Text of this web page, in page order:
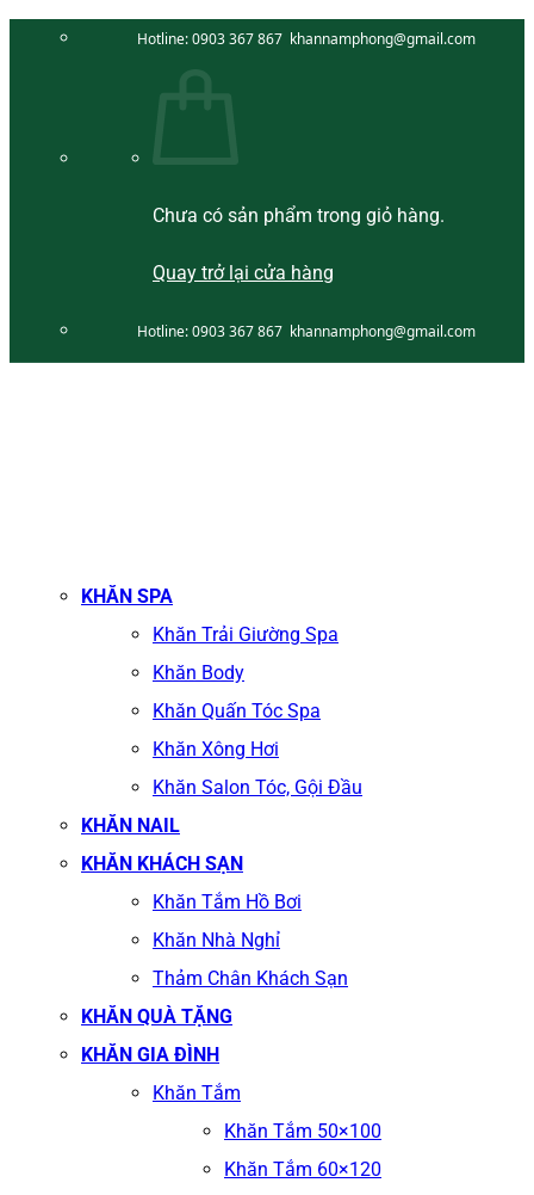
Hotline:0903 367 867 khannamphong@gmail.com
Chưa có sản phẩm trong giỏ hàng.
Quay trở lại cửa hàng
Hotline:0903 367 867 khannamphong@gmail.com
KHĂN SPA
Khăn Trải Giường Spa
Khăn Body
Khăn Quấn Tóc Spa
Khăn Xông Hơi
Khăn Salon Tóc, Gội Đầu
KHĂN NAIL
KHĂN KHÁCH SẠN
Khăn Tắm Hồ Bơi
Khăn Nhà Nghỉ
Thảm Chân Khách Sạn
KHĂN QUÀ TẶNG
KHĂN GIA ĐÌNH
Khăn Tắm
Khăn Tắm 50×100
Khăn Tắm 60×120